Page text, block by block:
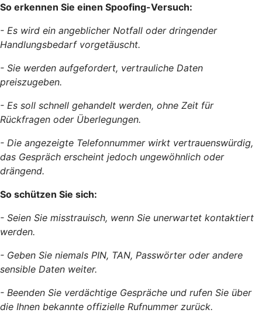
So erkennen Sie einen Spoofing-Versuch:
- Es wird ein angeblicher Notfall oder dringender
Handlungsbedarf vorgetäuscht.
- Sie werden aufgefordert, vertrauliche Daten
preiszugeben.
- Es soll schnell gehandelt werden, ohne Zeit für
Rückfragen oder Überlegungen.
- Die angezeigte Telefonnummer wirkt vertrauenswürdig,
das Gespräch erscheint jedoch ungewöhnlich oder
drängend.
So schützen Sie sich:
- Seien Sie misstrauisch, wenn Sie unerwartet kontaktiert
werden.
- Geben Sie niemals PIN, TAN, Passwörter oder andere
sensible Daten weiter.
- Beenden Sie verdächtige Gespräche und rufen Sie über
die Ihnen bekannte offizielle Rufnummer zurück.